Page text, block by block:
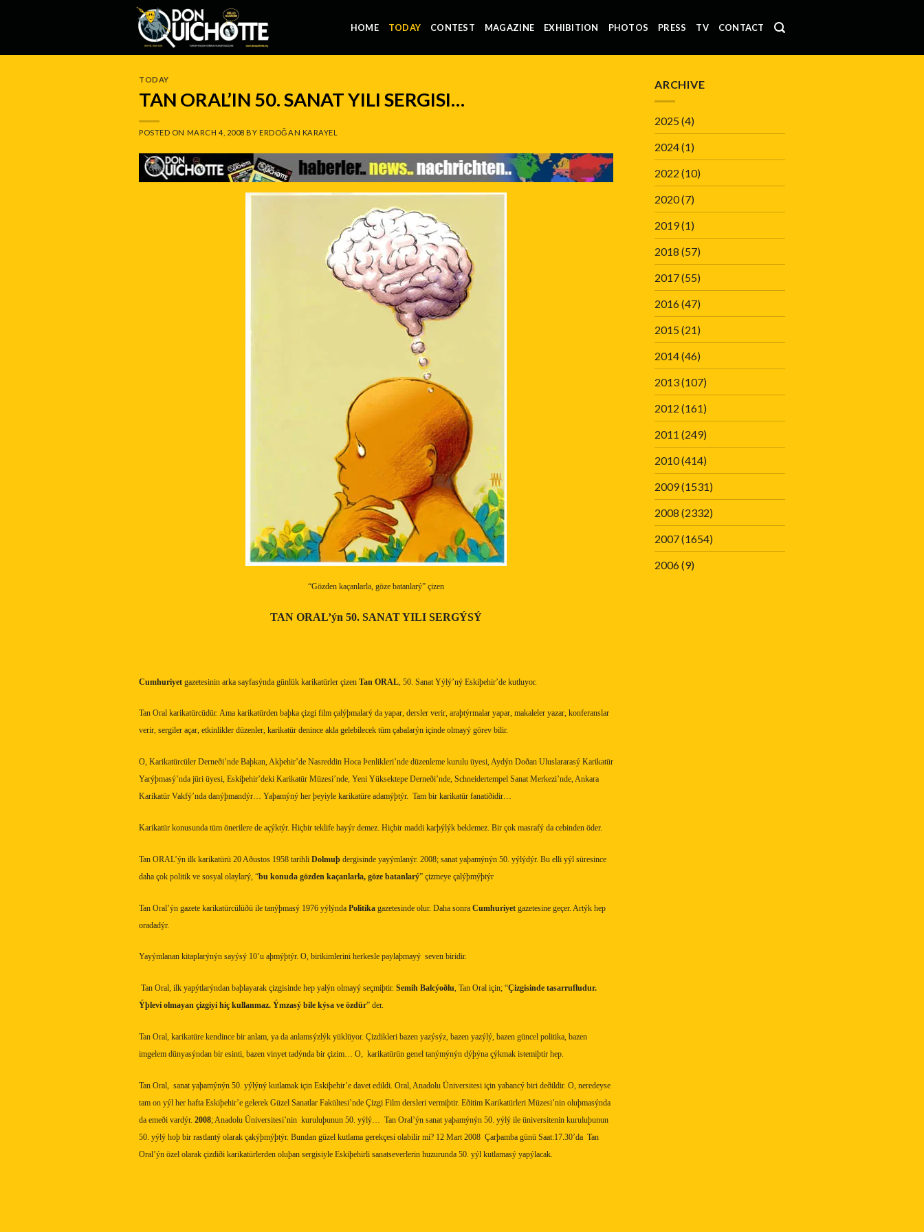
HOME TODAY CONTEST MAGAZINE EXHIBITION PHOTOS PRESS TV CONTACT
TODAY
TAN ORAL’IN 50. SANAT YILI SERGISI…
POSTED ON MARCH 4, 2008 BYERDOĞAN KARAYEL
“Gözden kaçanlarla, göze batanlarý” çizen
TAN ORAL’ýn 50. SANAT YILI SERGÝSÝ
Cumhuriyet gazetesinin arka sayfasýnda günlük karikatürler çizen Tan ORAL , 50. Sanat Yýlý’ný Eskiþehir’de kutluyor.
Tan Oral karikatürcüdür. Ama karikatürden baþka çizgi film çalýþmalarý da yapar, dersler verir, araþtýrmalar yapar, makaleler yazar, konferanslar
verir, sergiler açar, etkinlikler düzenler, karikatür denince akla gelebilecek tüm çabalarýn içinde olmayý görev bilir.
O, Karikatürcüler Derneði’nde Baþkan, Akþehir’de Nasreddin Hoca Þenlikleri’nde düzenleme kurulu üyesi, Aydýn Doðan Uluslararasý Karikatür
Yarýþmasý’nda jüri üyesi, Eskiþehir’deki Karikatür Müzesi’nde, Yeni Yüksektepe Derneði’nde, Schneidertempel Sanat Merkezi’nde, Ankara
Karikatür Vakfý’nda danýþmandýr… Yaþamýný her þeyiyle karikatüre adamýþtýr. Tam bir karikatür fanatiðidir…
Karikatür konusunda tüm önerilere de açýktýr. Hiçbir teklife hayýr demez. Hiçbir maddi karþýlýk beklemez. Bir çok masrafý da cebinden öder.
Tan ORAL’ýn ilk karikatürü 20 Aðustos 1958 tarihli Dolmuþ dergisinde yayýmlanýr. 2008; sanat yaþamýnýn 50. yýlýdýr. Bu elli yýl süresince
daha çok politik ve sosyal olaylarý, “bu konuda gözden kaçanlarla, göze batanlarý” çizmeye çalýþmýþtýr
Tan Oral’ýn gazete karikatürcülüðü ile tanýþmasý 1976 yýlýnda Politika gazetesinde olur. Daha sonra Cumhuriyet gazetesine geçer. Artýk hep
oradadýr.
Yayýmlanan kitaplarýnýn sayýsý 10’u aþmýþtýr. O, birikimlerini herkesle paylaþmayý seven biridir.
Tan Oral, ilk yapýtlarýndan baþlayarak çizgisinde hep yalýn olmayý seçmiþtir. Semih Balcýoðlu, Tan Oral için; “Çizgisinde tasarrufludur.
Ýþlevi olmayan çizgiyi hiç kullanmaz. Ýmzasý bile kýsa ve özdür” der.
Tan Oral, karikatüre kendince bir anlam, ya da anlamsýzlýk yüklüyor. Çizdikleri bazen yazýsýz, bazen yazýlý, bazen güncel politika, bazen
imgelem dünyasýndan bir esinti, bazen vinyet tadýnda bir çizim… O, karikatürün genel tanýmýnýn dýþýna çýkmak istemiþtir hep.
Tan Oral,
sanat yaþamýnýn 50. yýlýný kutlamak için Eskiþehir’e davet edildi. Oral, Anadolu Üniversitesi için yabancý biri deðildir. O, neredeyse
tam on yýl her hafta Eskiþehir’e gelerek Güzel Sanatlar Fakültesi’nde Çizgi Film dersleri vermiþtir. Eðitim Karikatürleri Müzesi’nin oluþmasýnda
da emeði vardýr. 2008; Anadolu Üniversitesi’nin kuruluþunun 50. yýlý…
Tan Oral’ýn sanat yaþamýnýn 50. yýlý ile üniversitenin kuruluþunun
50. yýlý hoþ bir rastlantý olarak çakýþmýþtýr. Bundan güzel kutlama gerekçesi olabilir mi? 12 Mart 2008 Çarþamba günü Saat:17.30’da Tan
Oral’ýn özel olarak çizdiði karikatürlerden oluþan sergisiyle Eskiþehirli sanatseverlerin huzurunda 50. yýl kutlamasý yapýlacak.
ARCHIVE
2025(4)
2024(1)
2022 (10)
2020(7)
2019(1)
2018 (57)
2017(55)
2016(47)
2015(21)
2014(46)
2013(107)
2012 (161)
2011 (249)
2010(414)
2009(1531)
2008 (2332)
2007(1654)
2006(9)